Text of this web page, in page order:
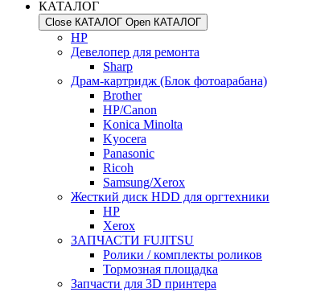
КАТАЛОГ
Close КАТАЛОГ Open КАТАЛОГ
HP
Девелопер для ремонта
Sharp
Драм-картридж (Блок фотоарабана)
Brother
HP/Canon
Konica Minolta
Kyocera
Panasonic
Ricoh
Samsung/Xerox
Жесткий диск HDD для оргтехники
HP
Xerox
ЗАПЧАСТИ FUJITSU
Ролики / комплекты роликов
Тормозная площадка
Запчасти для 3D принтера